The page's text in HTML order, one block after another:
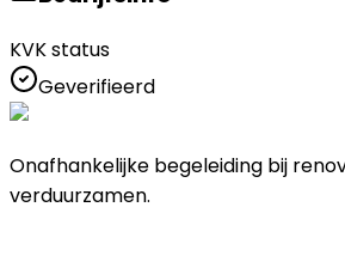
KVK status
Geverifieerd
Onafhankelijke begeleiding bij
verduurzamen.